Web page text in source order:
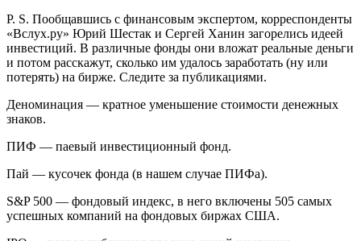
P. S. Пообщавшись с финансовым экспертом, корреспонденты
«Вслух.ру» Юрий Шестак и Сергей Ханин загорелись идеей
инвестиций. В различные фонды они вложат реальные деньги
и потом расскажут, сколько им удалось заработать (ну или
потерять) на бирже. Следите за публикациями.
Деноминация — кратное уменьшение стоимости денежных
знаков.
ПИФ — паевый инвестиционный фонд.
Пай — кусочек фонда (в нашем случае ПИФа).
S&P 500 — фондовый индекс, в него включены 505 самых
успешных компаний на фондовых биржах США.